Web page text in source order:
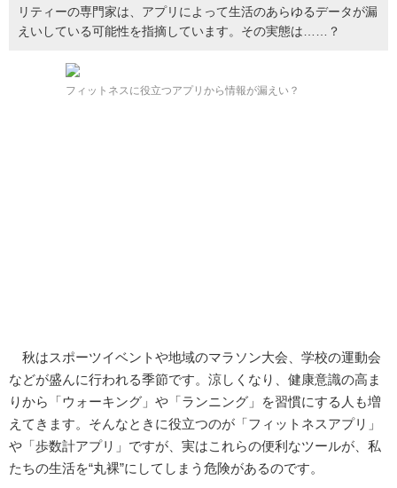
リティーの専門家は、アプリによって生活のあらゆるデータが漏
えいしている可能性を指摘しています。その実態は……？
フィットネスに役立つアプリから情報が漏えい？
秋はスポーツイベントや地域のマラソン大会、学校の運動会
などが盛んに行われる季節です。涼しくなり、健康意識の高ま
りから「ウォーキング」や「ランニング」を習慣にする人も増
えてきます。そんなときに役立つのが「フィットネスアプリ」
や「歩数計アプリ」ですが、実はこれらの便利なツールが、私
たちの生活を“丸裸”にしてしまう危険があるのです。